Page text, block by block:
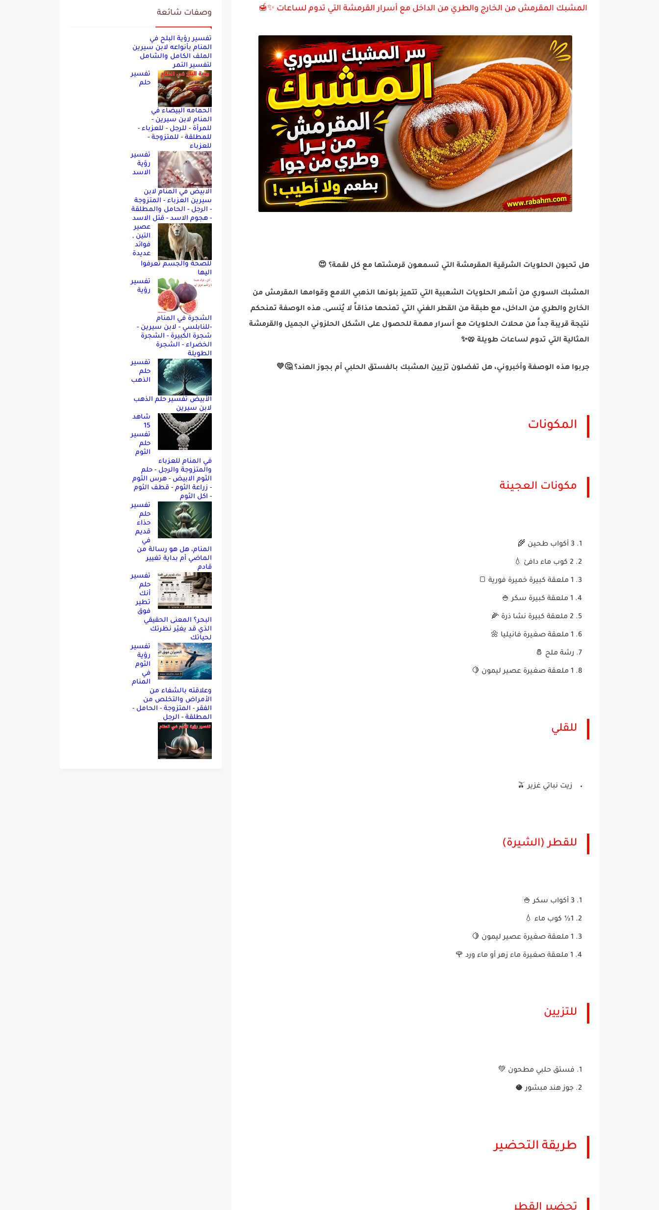
المشبك المقرمش من الخارج والطري من الداخل مع أسرار القرمشة التي تدوم لساعات ✨🍯
هل تحبون الحلويات الشرقية المقرمشة التي تسمعون قرمشتها مع كل لقمة؟ 😍
المشبك السوري من أشهر الحلويات الشعبية التي تتميز بلونها الذهبي اللامع وقوامها المقرمش من
الخارج والطري من الداخل، مع طبقة من القطر الغني التي تمنحها مذاقاً لا يُنسى. هذه الوصفة تمنحكم
نتيجة قريبة جداً من محلات الحلويات مع أسرار مهمة للحصول على الشكل الحلزوني الجميل والقرمشة
المثالية التي تدوم لساعات طويلة 🥨✨
جربوا هذه الوصفة وأخبروني، هل تفضلون تزيين المشبك بالفستق الحلبي أم بجوز الهند؟ 🤔💛
المكونات
مكونات العجينة
3 أكواب طحين 🌾
2 كوب ماء دافئ 💧
1 ملعقة كبيرة خميرة فورية 🍞
1 ملعقة كبيرة سكر 🍚
2 ملعقة كبيرة نشا ذرة 🌽
1 ملعقة صغيرة فانيليا 🌼
رشة ملح 🧂
1 ملعقة صغيرة عصير ليمون 🍋
للقلي
زيت نباتي غزير 🫒
للقطر (الشيرة)
3 أكواب سكر 🍚
1½ كوب ماء 💧
1 ملعقة صغيرة عصير ليمون 🍋
1 ملعقة صغيرة ماء زهر أو ماء ورد 🌹
للتزيين
فستق حلبي مطحون 💚
جوز هند مبشور 🥥
طريقة التحضير
وصفات شائعة
تفسير رؤية البلح في
المنام بأنواعه لابن سيرين
الملف الكامل والشامل
لتفسير التمر
تفسير
حلم
الحمامه البيضاء في
المنام لابن سيرين -
للمرأة - للرجل - للعزباء -
للمطلقة - للمتزوجة -
للعزباء
تفسير
رؤية
الاسد
الابيض في المنام لابن
سيرين العزباء - المتزوجة
- الرجل - الحامل والمطلقة
- هجوم الاسد - قتل الاسد
عصير
التين ,
فوائد
عديدة
للصحة والجسم تعرفوا
اليها
تفسير
رؤية
الشجرة في المنام
-للنابلسي - لابن سيرين -
شجرة الكبيرة - الشجرة
الخضراء - الشجرة
الطويلة
تفسير
حلم
الذهب
الأبيض تفسير حلم الذهب
لابن سيرين
شاهد
15
تفسير
حلم
الثوم
في المنام للعزباء
والمتزوجة والرجل - حلم
الثوم الابيض - هرس الثوم
- زراعة الثوم - قطف الثوم
- اكل الثوم
تفسير
حلم
حذاء
قديم
في
المنام، هل هو رسالة من
الماضي أم بداية تغيير
قادم
تفسير
حلم
أنك
تطير
فوق
البحر؟ المعنى الحقيقي
الذي قد يغيّر نظرتك
لحياتك
تفسير
رؤية
الثوم
في
المنام
وعلاقته بالشفاء من
الأمراض والتخلص من
الفقر - المتزوجة - الحامل -
المطلقة - الرجل